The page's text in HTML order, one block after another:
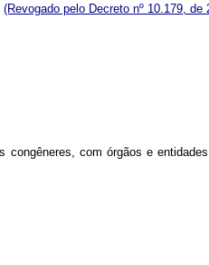
(Revogado pelo Decreto nº 10.179, de
com órgãos e